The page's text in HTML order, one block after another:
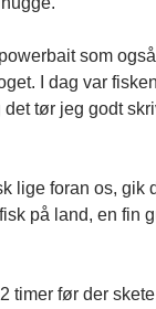
som
I dag var
tør jeg godt
lige foran os, gik
på land, en fin
timer før der